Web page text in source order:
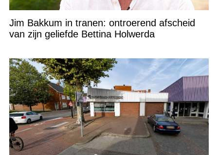
Jim Bakkum in tranen: ontroerend afscheid
van zijn geliefde Bettina Holwerda